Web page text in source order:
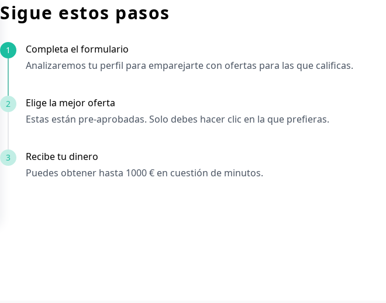
Sigue estos pasos
1
Completa el formulario
Analizaremos tu perfil para emparejarte con ofertas para las que calificas.
2
Elige la mejor oferta
Estas están pre-aprobadas. Solo debes hacer clic en la que prefieras.
3
Recibe tu dinero
Puedes obtener hasta 1000 € en cuestión de minutos.